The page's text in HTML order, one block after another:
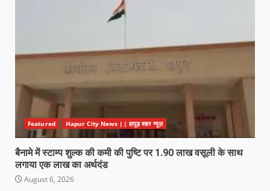
Featured Hapur City News || हापुड़ शहर न्यूज़
बैनामे में स्टाम्प शुल्क की कमी की पुष्टि पर 1.90 लाख वसूली के साथ
लगाया एक लाख का अर्थदंड
August 6, 2026